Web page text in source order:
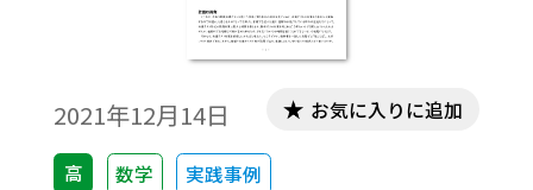
2021年12月14日
高 数学 実践事例
お気に入りに追加